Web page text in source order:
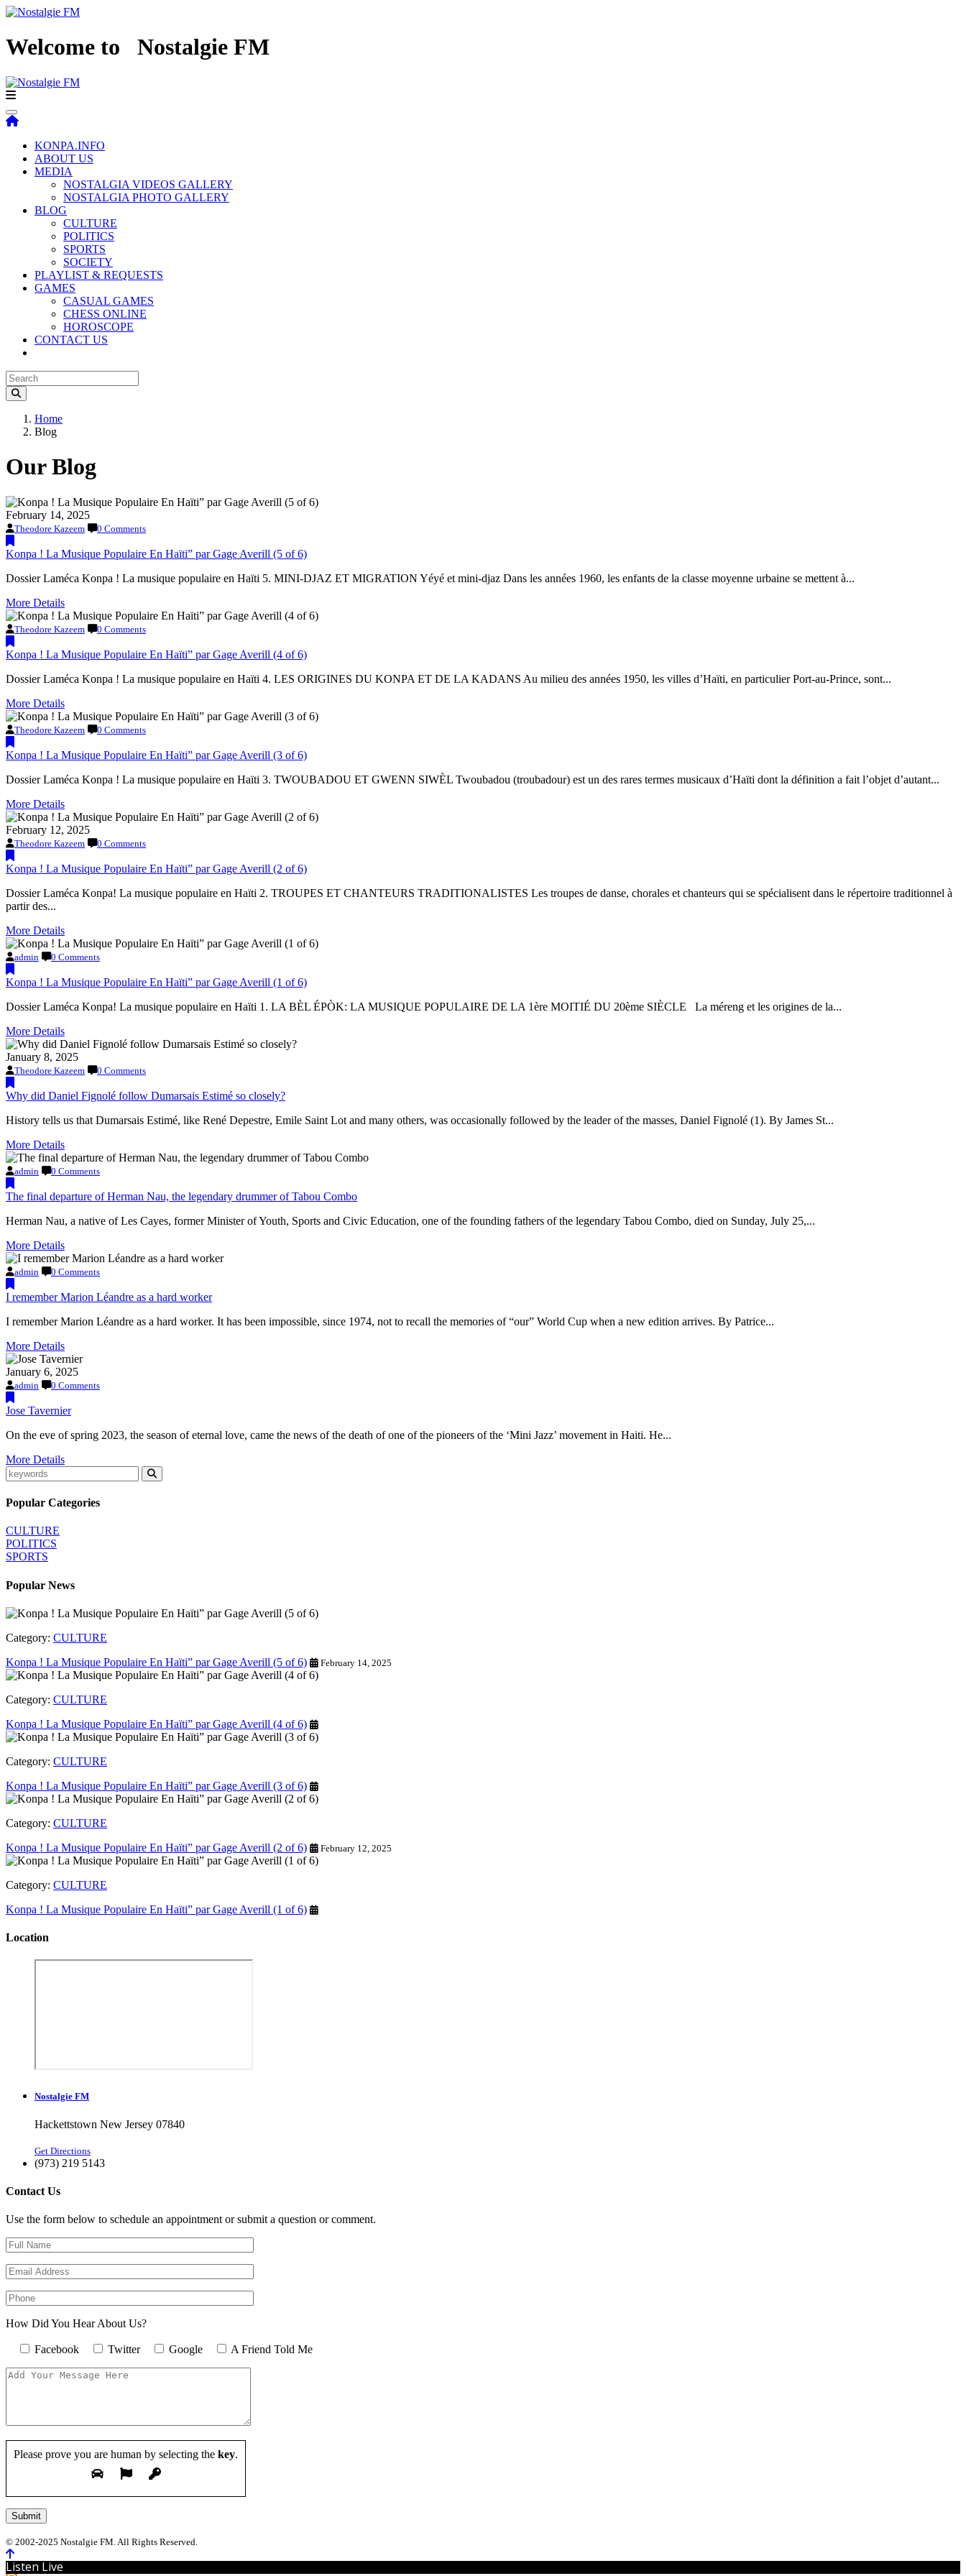
Welcome to Nostalgie FM
KONPA.INFO
ABOUT US
MEDIA
NOSTALGIA VIDEOS GALLERY
NOSTALGIA PHOTO GALLERY
BLOG
CULTURE
POLITICS
SPORTS
SOCIETY
PLAYLIST & REQUESTS
GAMES
CASUAL GAMES
CHESS ONLINE
HOROSCOPE
CONTACT US
Home
Blog
Our Blog
February 14, 2025
Theodore Kazeem 0 Comments
Konpa ! La Musique Populaire En Haïti” par Gage Averill (5 of 6)
Dossier Laméca Konpa ! La musique populaire en Haïti 5. MINI-DJAZ ET MIGRATION Yéyé et mini-djaz Dans les années 1960, les enfants de la classe moyenne urbaine se mettent à...
More Details
Theodore Kazeem 0 Comments
Konpa ! La Musique Populaire En Haïti” par Gage Averill (4 of 6)
Dossier Laméca Konpa ! La musique populaire en Haïti 4. LES ORIGINES DU KONPA ET DE LA KADANS Au milieu des années 1950, les villes d’Haïti, en particulier Port-au-Prince, sont...
More Details
Theodore Kazeem 0 Comments
Konpa ! La Musique Populaire En Haïti” par Gage Averill (3 of 6)
Dossier Laméca Konpa ! La musique populaire en Haïti 3. TWOUBADOU ET GWENN SIWÈL Twoubadou (troubadour) est un des rares termes musicaux d’Haïti dont la définition a fait l’objet d’autant...
More Details
February 12, 2025
Theodore Kazeem 0 Comments
Konpa ! La Musique Populaire En Haïti” par Gage Averill (2 of 6)
Dossier Laméca Konpa! La musique populaire en Haïti 2. TROUPES ET CHANTEURS TRADITIONALISTES Les troupes de danse, chorales et chanteurs qui se spécialisent dans le répertoire traditionnel à
partir des...
More Details
admin 0 Comments
Konpa ! La Musique Populaire En Haïti” par Gage Averill (1 of 6)
Dossier Laméca Konpa! La musique populaire en Haïti 1. LA BÈL ÉPÒK: LA MUSIQUE POPULAIRE DE LA 1ère MOITIÉ DU 20ème SIÈCLE La méreng et les origines de la...
More Details
January 8, 2025
Theodore Kazeem 0 Comments
Why did Daniel Fignolé follow Dumarsais Estimé so closely?
History tells us that Dumarsais Estimé, like René Depestre, Emile Saint Lot and many others, was occasionally followed by the leader of the masses, Daniel Fignolé (1). By James St...
More Details
admin 0 Comments
The final departure of Herman Nau, the legendary drummer of Tabou Combo
Herman Nau, a native of Les Cayes, former Minister of Youth, Sports and Civic Education, one of the founding fathers of the legendary Tabou Combo, died on Sunday, July 25,...
More Details
admin 0 Comments
I remember Marion Léandre as a hard worker
I remember Marion Léandre as a hard worker. It has been impossible, since 1974, not to recall the memories of “our” World Cup when a new edition arrives. By Patrice...
More Details
January 6, 2025
admin 0 Comments
Jose Tavernier
On the eve of spring 2023, the season of eternal love, came the news of the death of one of the pioneers of the ‘Mini Jazz’ movement in Haiti. He...
More Details
Popular Categories
CULTURE
POLITICS
SPORTS
Popular News
Category: CULTURE
Konpa ! La Musique Populaire En Haïti” par Gage Averill (5 of 6)
February 14, 2025
Category: CULTURE
Konpa ! La Musique Populaire En Haïti” par Gage Averill (4 of 6)
Category: CULTURE
Konpa ! La Musique Populaire En Haïti” par Gage Averill (3 of 6)
Category: CULTURE
Konpa ! La Musique Populaire En Haïti” par Gage Averill (2 of 6)
February 12, 2025
Category: CULTURE
Konpa ! La Musique Populaire En Haïti” par Gage Averill (1 of 6)
Location
Nostalgie FM
Hackettstown New Jersey 07840
Get Directions
(973) 219 5143
Contact Us
Use the form below to schedule an appointment or submit a question or comment.
How Did You Hear About Us?
Facebook Twitter Google A Friend Told Me
Please prove you are human by selecting the key.
© 2002-2025 Nostalgie FM. All Rights Reserved.
Listen Live